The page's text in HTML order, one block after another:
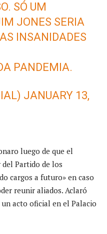
SÓ UM
JONES SERIA
INSANIDADES
PANDEMIA.
JANUARY 13,
luego de que el
Partido de los
cargos a futuro» en caso
reunir aliados. Aclaró
acto oficial en el Palacio